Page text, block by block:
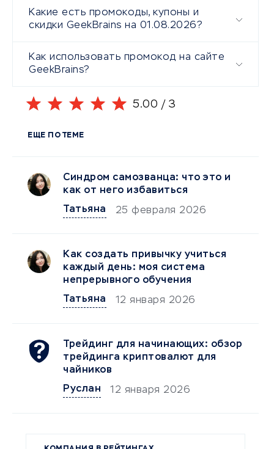
Какие есть промокоды, купоны и
скидки GeekBrains на 01.08.2026?
Как использовать промокод на сайте
GeekBrains?
5.00 / 3
ЕЩЕ ПО ТЕМЕ
Синдром самозванца: что это и
как от него избавиться
Татьяна
25 февраля 2026
Как создать привычку учиться
каждый день: моя система
непрерывного обучения
Татьяна
12 января 2026
Трейдинг для начинающих: обзор
трейдинга криптовалют для
чайников
Руслан
12 января 2026